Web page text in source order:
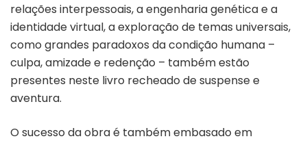
relações interpessoais, a engenharia genética e a
identidade virtual, a exploração de temas universais,
como grandes paradoxos da condição humana –
culpa, amizade e redenção – também estão
presentes neste livro recheado de suspense e
aventura.
O sucesso da obra é também embasado em